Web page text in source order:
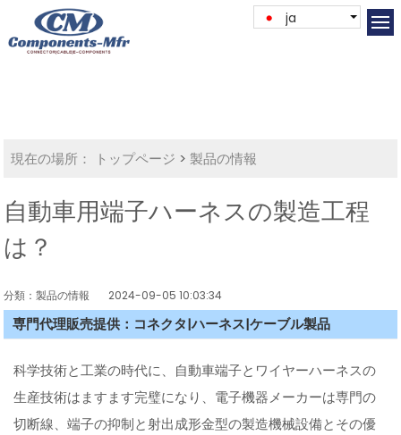
ja
現在の場所： トップページ >製品の情報
自動車用端子ハーネスの製造工程
は？
分類：製品の情報 2024-09-05 10:03:34
専門代理販売提供：コネクタ|ハーネス|ケーブル製品
科学技術と工業の時代に、自動車端子とワイヤーハーネスの
生産技術はますます完璧になり、電子機器メーカーは専門の
切断線、端子の抑制と射出成形金型の製造機械設備とその優